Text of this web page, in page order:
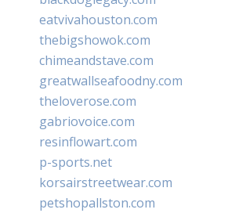
eatvivahouston.com
thebigshowok.com
chimeandstave.com
greatwallseafoodny.com
theloverose.com
gabriovoice.com
resinflowart.com
p-sports.net
korsairstreetwear.com
petshopallston.com